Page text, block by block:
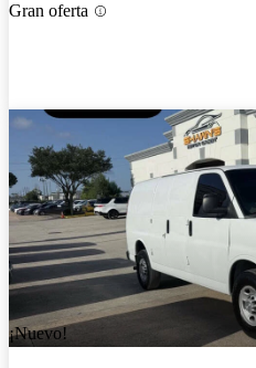
Gran oferta
¡Nuevo!